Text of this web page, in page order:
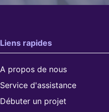
Liens rapides
A propos de nous
Service d'assistance
Débuter un projet